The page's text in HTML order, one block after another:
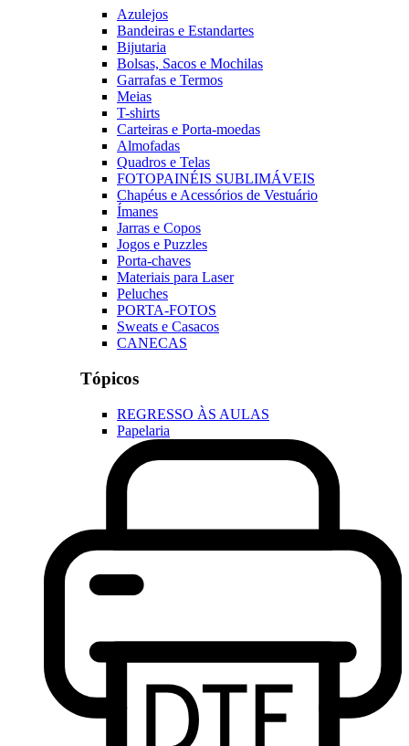
Azulejos
Bandeiras e Estandartes
Bijutaria
Bolsas, Sacos e Mochilas
Garrafas e Termos
Meias
T-shirts
Carteiras e Porta-moedas
Almofadas
Quadros e Telas
FOTOPAINÉIS SUBLIMÁVEIS
Chapéus e Acessórios de Vestuário
Ímanes
Jarras e Copos
Jogos e Puzzles
Porta-chaves
Materiais para Laser
Peluches
PORTA-FOTOS
Sweats e Casacos
CANECAS
Tópicos
REGRESSO ÀS AULAS
Papelaria